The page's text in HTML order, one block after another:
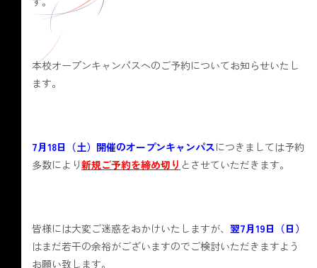
本校オープンキャンパスへのご予約についてお知らせいたし
ます。
7月18日（土）開催のオープンキャンパスにつきましては予約
多数により新規ご予約を締め切り とさせていただきます。
皆様には大変ご迷惑をおかけいたしますが、 翌7月19日（日）
はまだ若干の余裕がございますのでご検討いただきますよう
お願い致します。